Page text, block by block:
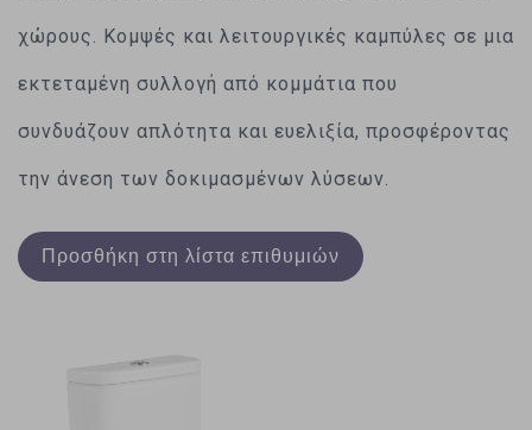
χώρους. Κομψές και λειτουργικές καμπύλες σε μια
εκτεταμένη συλλογή από κομμάτια που
συνδυάζουν απλότητα και ευελιξία, προσφέροντας
την άνεση των δοκιμασμένων λύσεων.
Προσθήκη στη λίστα επιθυμιών